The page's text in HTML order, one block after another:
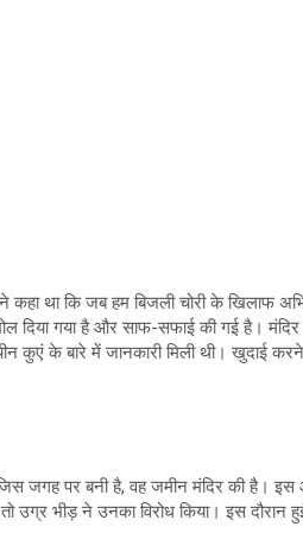
था कि जब हम बिजली चोरी के खिलाफ
दिया गया है और साफ-सफाई की गई है।
कुएं के बारे में जानकारी मिली थी। खुदाई
जिस जगह पर बनी है, वह जमीन मंदिर की है।
उग्र भीड़ ने उनका विरोध किया। इस दौरान